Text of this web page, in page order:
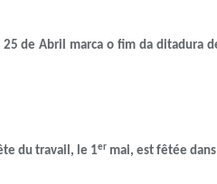
marca o fim da ditadura de
travail, le 1er mai, est fêtée